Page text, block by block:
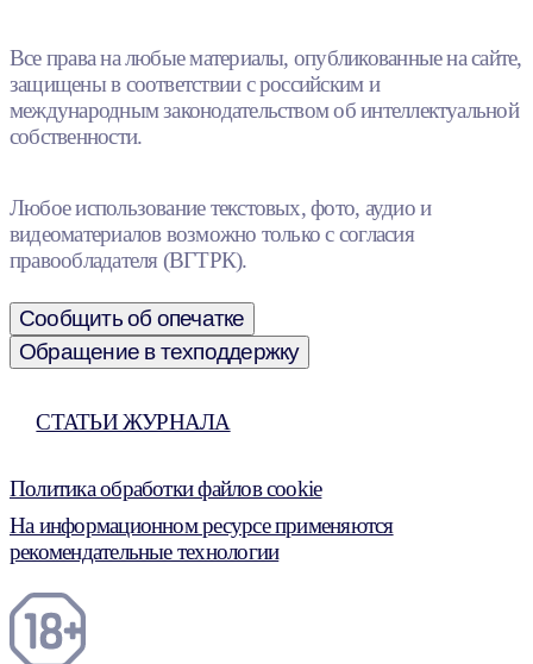
Все права на любые материалы, опубликованные на сайте,
защищены в соответствии с российским и
международным законодательством об интеллектуальной
собственности.
Любое использование текстовых, фото, аудио и
видеоматериалов возможно только с согласия
правообладателя (ВГТРК).
Сообщить об опечатке
Обращение в техподдержку
СТАТЬИ ЖУРНАЛА
Политика обработки файлов cookie
На информационном ресурсе применяются
рекомендательные технологии